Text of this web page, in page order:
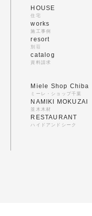
HOUSE
住宅
works
施工事例
resort
別荘
catalog
資料請求
Miele Shop Chiba
ミーレ・ショップ千葉
NAMIKI MOKUZAI
並木木材
RESTAURANT
ハイドアンドシーク